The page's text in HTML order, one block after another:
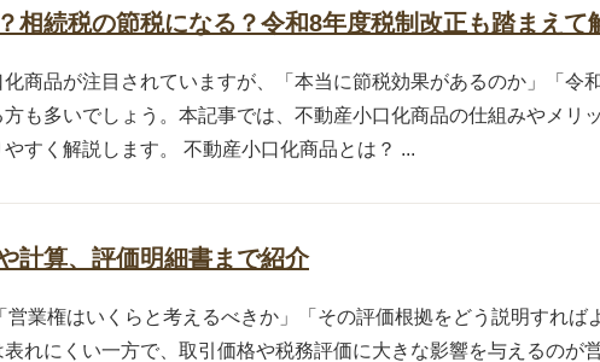
相続税の節税になる？令和8年度税制改正も踏まえて
商品が注目されていますが、「本当に節税効果があるのか」「令
も多いでしょう。本記事では、不動産小口化商品の仕組みやメリ
すく解説します。 不動産小口化商品とは？ ...
計算、評価明細書まで紹介
営業権はいくらと考えるべきか」「その評価根拠をどう説明すれば
れにくい一方で、取引価格や税務評価に大きな影響を与えるのが